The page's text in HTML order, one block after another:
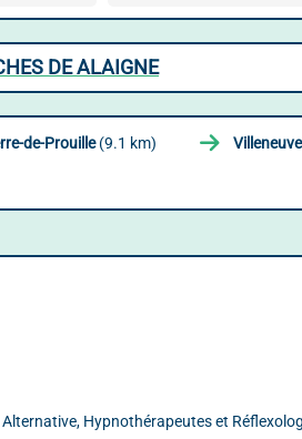
DE ALAIGNE
de-Prouille(9.1 km)
Hypnothérapeutes et